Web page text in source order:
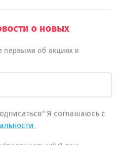
о новых
первыми об акциях и
Я соглашаюсь с